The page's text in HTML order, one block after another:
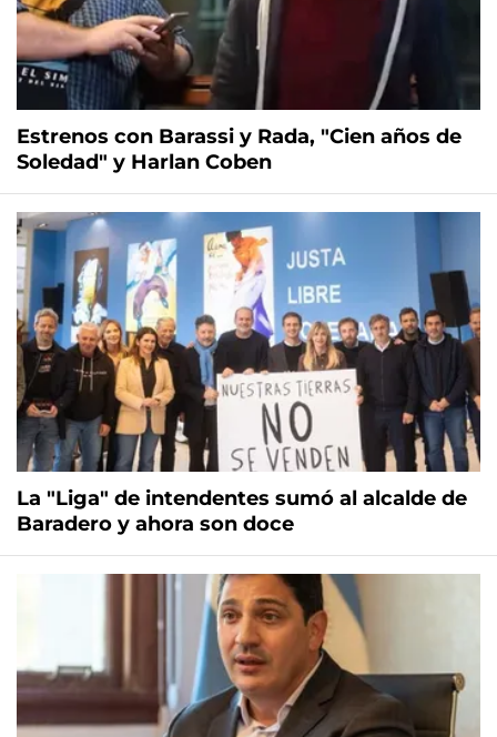
Estrenos con Barassi y Rada, "Cien años de
Soledad" y Harlan Coben
La "Liga" de intendentes sumó al alcalde de
Baradero y ahora son doce